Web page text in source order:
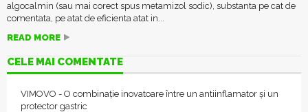
algocalmin (sau mai corect spus metamizol sodic), substanta pe cat de
comentata, pe atat de eficienta atat in...
READ MORE
CELE MAI COMENTATE
VIMOVO - O combinație inovatoare între un antiinflamator și un
protector gastric